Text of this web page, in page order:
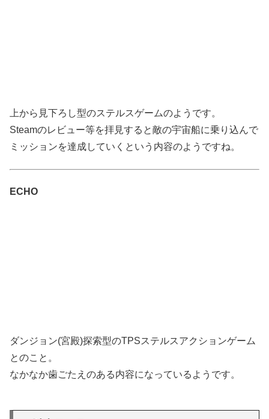
上から見下ろし型のステルスゲームのようです。
Steamのレビュー等を拝見すると敵の宇宙船に乗り込んで
ミッションを達成していくという内容のようですね。
ECHO
ダンジョン(宮殿)探索型のTPSステルスアクションゲーム
とのこと。
なかなか歯ごたえのある内容になっているようです。